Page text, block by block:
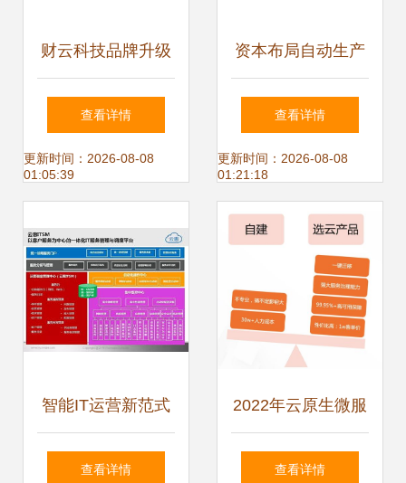
财云科技品牌升级
以技术研发驱动数
智财税服务新生态
查看详情
更新时间：2026-08-08
01:05:39
资本布局自动生产
力和智能前沿 青软
青之完成A+轮融
资，携手高瓴创投
入场实验室自动化
赛道
查看详情
更新时间：2026-08-08
01:21:18
智能IT运营新范式
云惠ITSM 2.0产品
查看详情
2022年云原生微服
务技术趋势，看这
查看详情